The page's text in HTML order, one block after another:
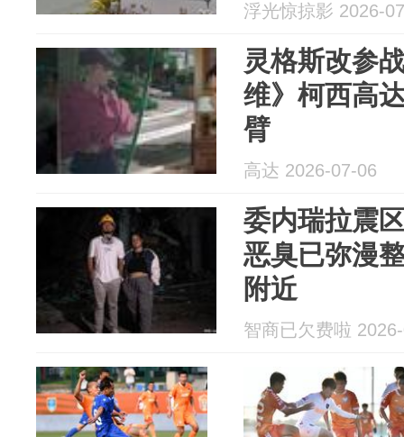
浮光惊掠影 2026-
灵格斯改参
维》柯西高
臂
高达 2026-07-06
委内瑞拉震
恶臭已弥漫
附近
智商已欠费啦